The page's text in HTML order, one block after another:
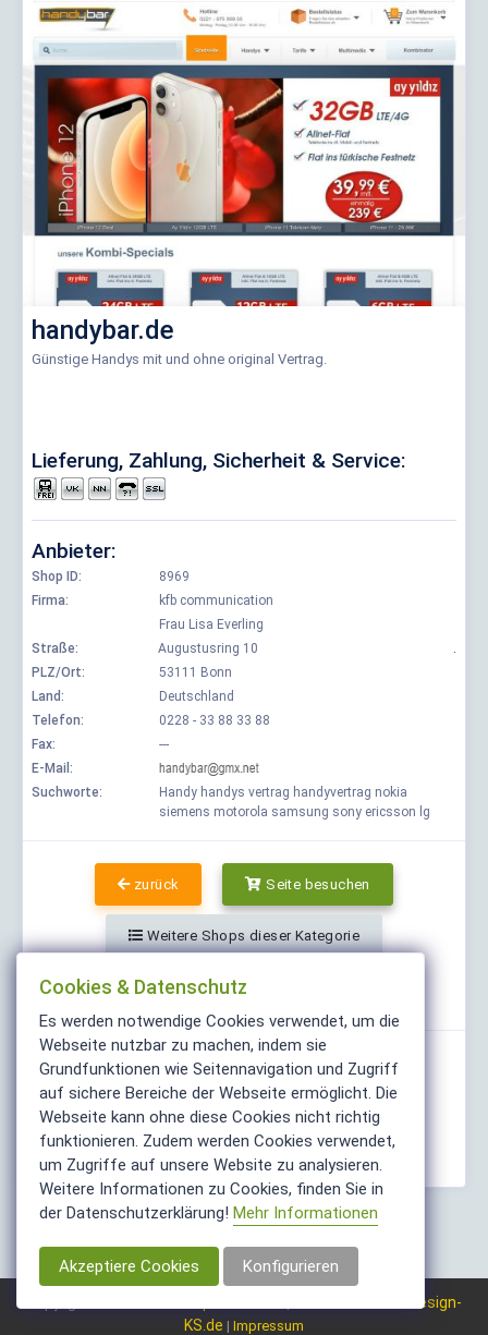
handybar.de
Günstige Handys mit und ohne original Vertrag.
Lieferung, Zahlung, Sicherheit & Service:
Anbieter:
Shop ID:
8969
Firma:
kfb communication
Frau Lisa Everling
Straße:
Augustusring 10
.
PLZ/Ort:
53111 Bonn
Land:
Deutschland
Telefon:
0228 - 33 88 33 88
Fax:
---
E-Mail:
Suchworte:
Handy handys vertrag handyvertrag nokia
siemens motorola samsung sony ericsson lg
zurück Seite besuchen
Weitere Shops dieser Kategorie
Teilen
Webdesign-
KS.de | Impressum
Cookies & Datenschutz
Es werden notwendige Cookies verwendet, um die
Webseite nutzbar zu machen, indem sie
Grundfunktionen wie Seitennavigation und Zugriff
auf sichere Bereiche der Webseite ermöglicht. Die
Webseite kann ohne diese Cookies nicht richtig
funktionieren. Zudem werden Cookies verwendet,
um Zugriffe auf unsere Website zu analysieren.
Weitere Informationen zu Cookies, finden Sie in
der Datenschutzerklärung! Mehr Informationen
Akzeptiere Cookies Konfigurieren